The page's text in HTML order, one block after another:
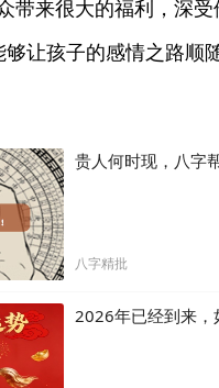
带来很大的福利，深受
让孩子的感情之路顺
贵人何时现，八字
八字精批
2026年已经到来，